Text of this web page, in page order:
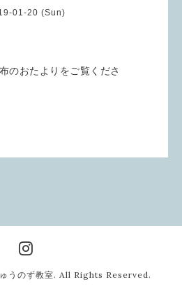
01-20 (Sun)
のおたよりをご覧くださ
うのず教室. All Rights Reserved.